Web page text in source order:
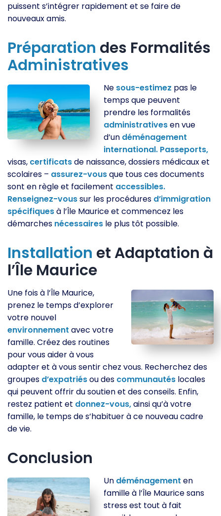
puissent s’intégrer rapidement et se faire de
nouveaux amis.
Préparation des Formalités
Administratives
Ne sous-estimez pas le
temps que peuvent
prendre les formalités
administrativesen vue
d’un déménagement
international. Passeports,
visas, certificatsde naissance, dossiers médicaux et
scolaires – assurez-vousque tous ces documents
sont en règle et facilement accessibles.
Renseignez-voussur les procédures d’immigration
spécifiquesà l’Île Maurice et commencez les
démarches nécessaires le plus tôt possible.
Installation et Adaptation à
l’Île Maurice
Une fois à l’Île Maurice,
prenez le temps d’explorer
votre nouvel
environnement avec votre
famille. Créez des routines
pour vous aider à vous
adapter et à vous sentir chez vous. Recherchez des
groupes d’expatriésou des communautés locales
qui peuvent offrir du soutien et des conseils. Enfin,
restez patient et donnez-vous,ainsi qu’à votre
famille, le temps de s’habituer à ce nouveau cadre
de vie.
Conclusion
Un déménagement en
famille à l’Île Maurice sans
stress est tout à fait